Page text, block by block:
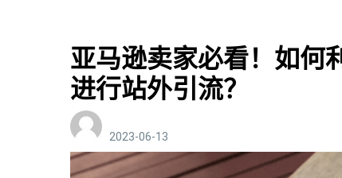
亚马逊卖家必看！如何
进行站外引流？
2023-06-13